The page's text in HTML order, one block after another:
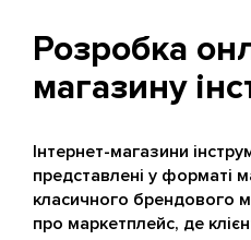
Розробка
магазину
Інтернет-магазини
представлені у форматі
класичного брендового
про маркетплейс, де